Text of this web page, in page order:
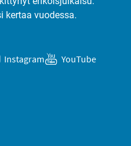
kertaa vuodessa.
Instagram YouTube